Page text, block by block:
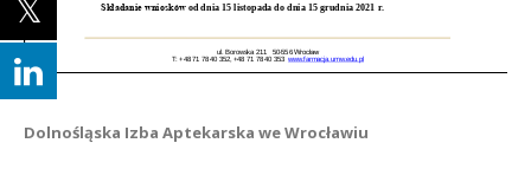
Dolnośląska Izba Aptekarska we Wrocławiu